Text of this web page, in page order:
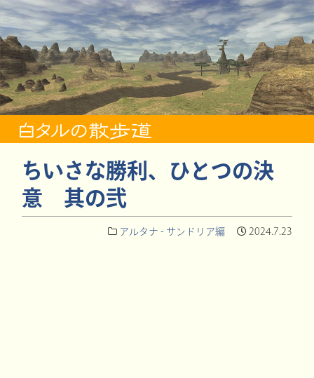
ちいさな勝利、ひとつの決
意 其の弐
アルタナ - サンドリア編 2024.7.23